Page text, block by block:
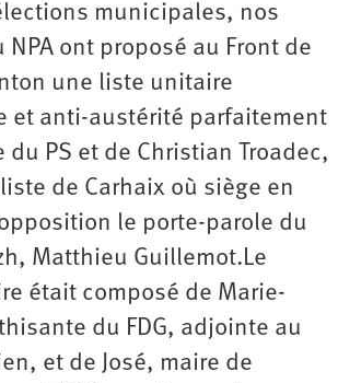
municipales, nos
NPA ont proposé au Front de
une liste unitaire
et anti-austérité parfaitement
PS et de Christian Troadec,
de Carhaix où siège en
le porte-parole du
Matthieu Guillemot.Le
était composé de Marie-
du FDG, adjointe au
et de José, maire de